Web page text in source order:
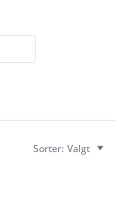
Sorter: Valgt